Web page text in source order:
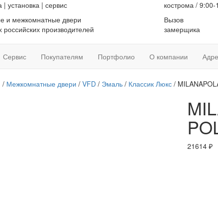
| установка | сервис
и межкомнатные двери
производителей
кострома / 9:00-
Вызов
замерщика
Сервис Покупателям Портфолио О компании
/ Межкомнатные двери / VFD/ Эмаль/ Классик Люкс/
21614₽